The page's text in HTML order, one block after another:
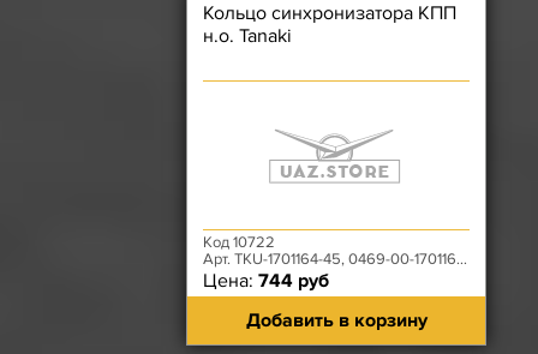
Кольцо синхронизатора КПП
н.о. Tanaki
Код 10722
Арт. TKU-1701164-45, 0469-00-1701164-00
Цена: 744 руб
Добавить в корзину